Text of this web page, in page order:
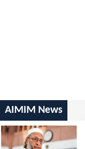
AIMIM News